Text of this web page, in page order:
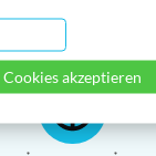
Cookies akzeptieren